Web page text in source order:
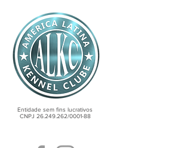
Entidade sem fins lucrativos
CNPJ 26.249.262/0001-88